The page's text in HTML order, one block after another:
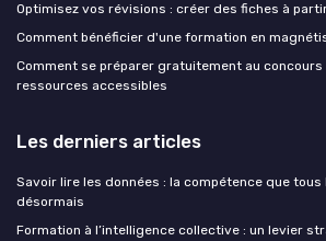
Optimisez vos révisions : créer des fiches à
Comment bénéficier d'une formation en
Comment se préparer gratuitement au
ressources accessibles
Les derniers articles
Savoir lire les données : la compétence que
désormais
Formation à l’intelligence collective : un levier